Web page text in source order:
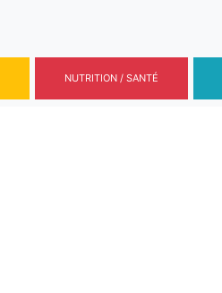
NUTRITION / SANTÉ